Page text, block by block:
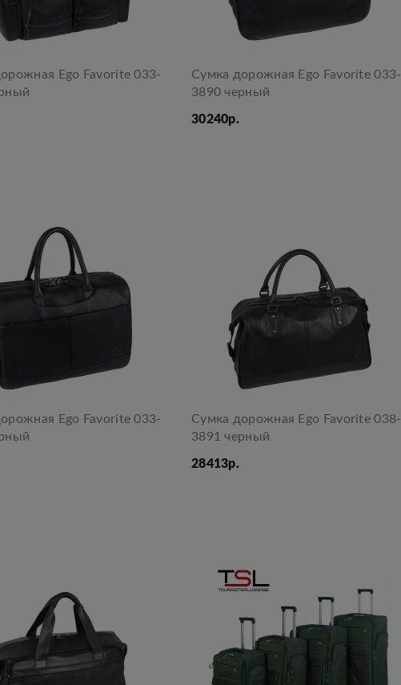
Ego Favorite 033-
Сумка дорожная Ego Favorite 033-
3890 черный
30240р.
Ego Favorite 033-
Сумка дорожная Ego Favorite 038-
3891 черный
28413р.